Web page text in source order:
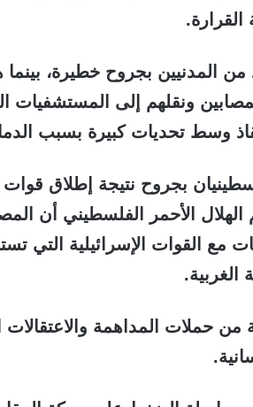
القرارة.
المدنيين بجروح خطيرة،
ونقلهم إلى
وسط تحديات كبيرة بسبب
بجروح نتيجة إطلاق قوات
الأحمر الفلسطيني أن
مع القوات الإسرائيلية التي
حملات المداهمة والاعتقالات